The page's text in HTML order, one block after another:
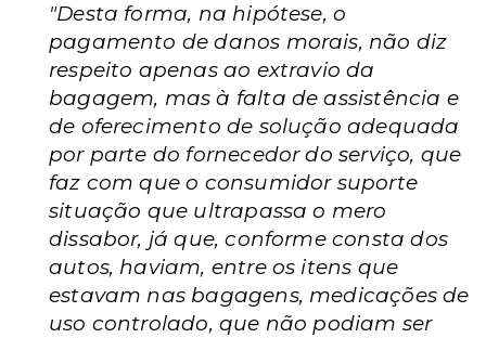
"Desta forma, na hipótese, o
pagamento de danos morais, não diz
respeito apenas ao extravio da
bagagem, mas à falta de assistência e
de oferecimento de solução adequada
por parte do fornecedor do serviço, que
faz com que o consumidor suporte
situação que ultrapassa o mero
dissabor, já que, conforme consta dos
autos, haviam, entre os itens que
estavam nas bagagens, medicações de
uso controlado, que não podiam ser